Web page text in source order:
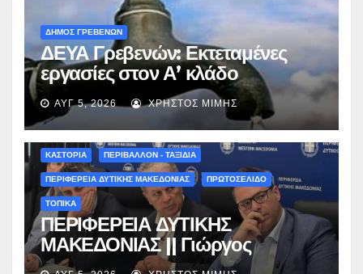
ΔΗΜΟΣ ΓΡΕΒΕΝΩΝ
ΔΕΥΑ Γρεβενών: Εκτεταμένες
εργασίες στον Α’ κλάδο
ύδρευσης – Ποιες περιοχές
επηρεάζονται την Πέμπτη
ΑΥΓ 5, 2026 ΧΡΉΣΤΟΣ ΜΊΜΗΣ
ΚΑΣΤΟΡΙΑ ΠΕΡΙΒΑΛΛΟΝ - ΤΑΞΙΔΙΑ
ΠΕΡΙΦΕΡΕΙΑ ΔΥΤΙΚΗΣ ΜΑΚΕΔΟΝΙΑΣ ΠΡΩΤΟΣΕΛΙΔΟ
ΤΟΠΙΚΑ
ΠΕΡΙΦΕΡΕΙΑ ΔΥΤΙΚΗΣ
ΜΑΚΕΔΟΝΙΑΣ || Γιώργος
Αμανατίδης για Φράγμα